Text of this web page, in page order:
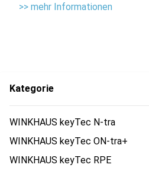
>> mehr Informationen
Kategorie
WINKHAUS keyTec N-tra
WINKHAUS keyTec ON-tra+
WINKHAUS keyTec RPE